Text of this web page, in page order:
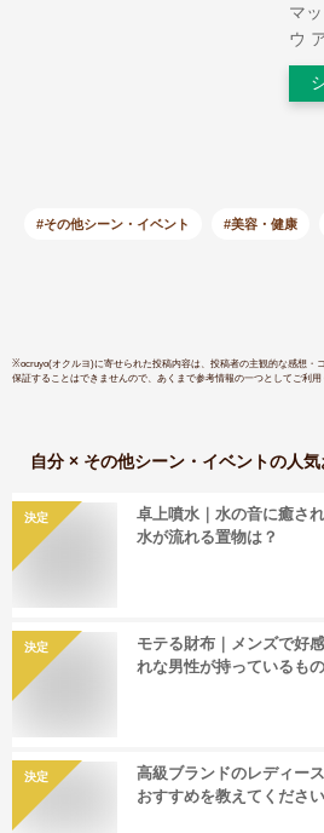
マ
ウ
キ
ー
#その他シーン・イベント #美容・健康
※ocruyo(オクルヨ)に寄せられた投稿内容は、投稿者の主観的な感想・
保証することはできませんので、あくまで参考情報の一つとしてご利用
自分 × その他シーン・イベントの人
決定
卓上噴水｜水の音に癒さ
水が流れる置物は？
決定
モテる財布｜メンズで好
れな男性が持っているも
決定
高級ブランドのレディー
おすすめを教えてください